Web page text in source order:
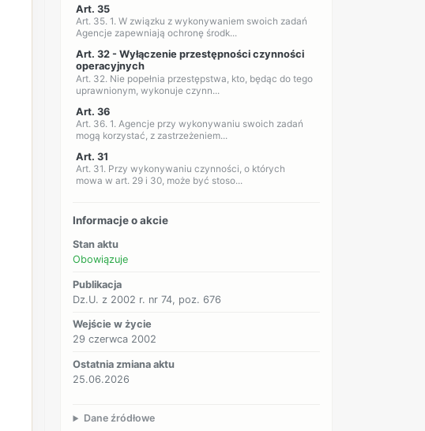
Art. 35
Art. 35. 1. W związku z wykonywaniem swoich zadań
Agencje zapewniają ochronę środk...
Art. 32 - Wyłączenie przestępności czynności
operacyjnych
Art. 32. Nie popełnia przestępstwa, kto, będąc do tego
uprawnionym, wykonuje czynn...
Art. 36
Art. 36. 1. Agencje przy wykonywaniu swoich zadań
mogą korzystać, z zastrzeżeniem...
Art. 31
Art. 31. Przy wykonywaniu czynności, o których
mowa w art. 29 i 30, może być stoso...
Informacje o akcie
Stan aktu
Obowiązuje
Publikacja
Dz.U. z 2002 r. nr 74, poz. 676
Wejście w życie
29 czerwca 2002
Ostatnia zmiana aktu
25.06.2026
Dane źródłowe